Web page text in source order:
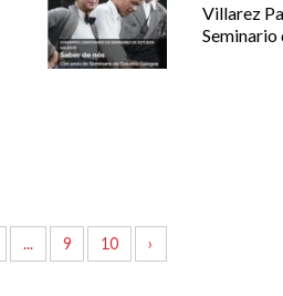
Villarez
Seminario
... 9 10 ›